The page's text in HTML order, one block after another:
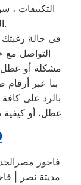
التكييفات ،
التكييف، من نصائح وصيانة دورية.
في حالة
التواصل مع
مشكلة أو عطل
بنا عبر
بالرد على
عطل، أو كيفية
فاجور
مديتة نصر |